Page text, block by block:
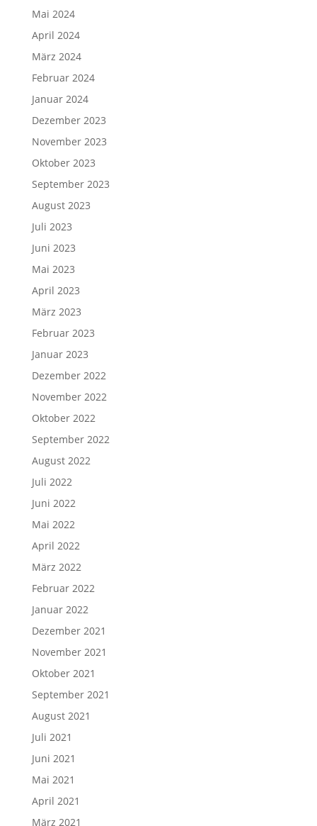
Mai 2024
April 2024
März 2024
Februar 2024
Januar 2024
Dezember 2023
November 2023
Oktober 2023
September 2023
August 2023
Juli 2023
Juni 2023
Mai 2023
April 2023
März 2023
Februar 2023
Januar 2023
Dezember 2022
November 2022
Oktober 2022
September 2022
August 2022
Juli 2022
Juni 2022
Mai 2022
April 2022
März 2022
Februar 2022
Januar 2022
Dezember 2021
November 2021
Oktober 2021
September 2021
August 2021
Juli 2021
Juni 2021
Mai 2021
April 2021
März 2021